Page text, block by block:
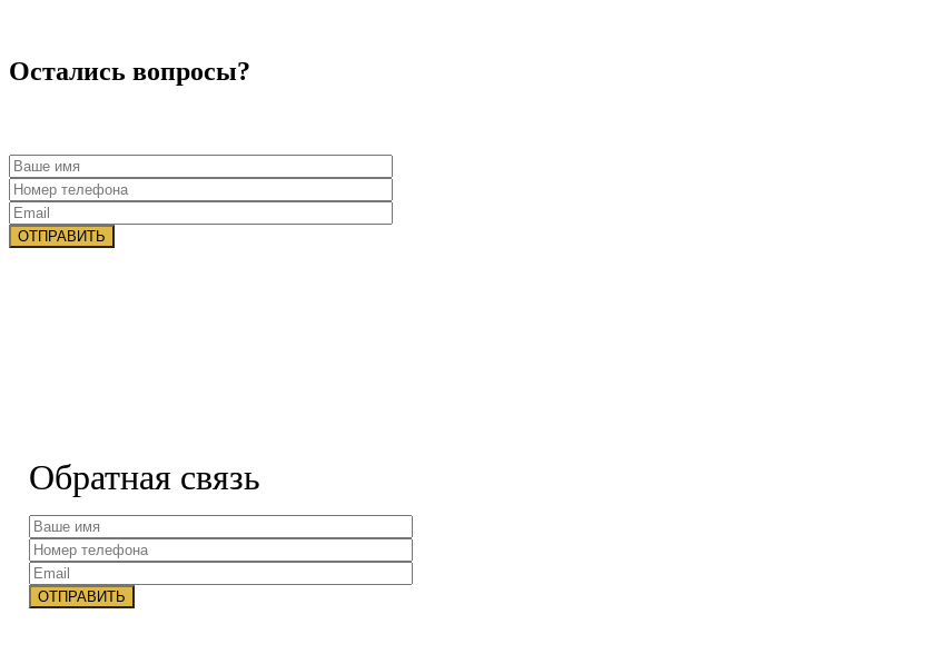
Остались вопросы?
Обратная связь